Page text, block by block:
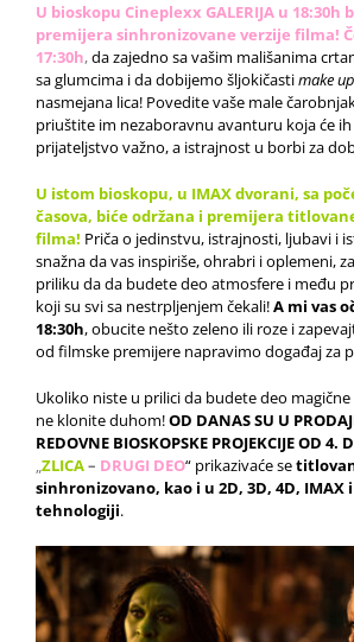
U bioskopu Cineplexx GALERIJA u 18:30h
premijera sinhronizovane verzije filma!
17:30h,da zajedno sa vašim mališanima
sa glumcima i da dobijemo šljokičastimake up
nasmejana lica! Povedite vaše male
priuštite im nezaboravnu avanturu koja će
prijateljstvo važno, a istrajnost u borbi za
U istom bioskopu, u IMAX dvorani, sa
časova, biće održana i premijera
filma! Priča o jedinstvu, istrajnosti, ljubavi i
snažna da vas inspiriše, ohrabri i oplemeni,
priliku da da budete deo atmosfere i među
koji su svi sa nestrpljenjem čekali!A mi vas
18:30h, obucite nešto zeleno ili roze i
od filmske premijere napravimo događaj za
Ukoliko niste u prilici da budete deo
ne klonite duhom!OD DANAS SU U
REDOVNE BIOSKOPSKE PROJEKCIJE OD 4.
„ZLICA– DRUGI DEO“ prikazivaće se
sinhronizovano, kao i u 2D, 3D, 4D, IMAX
tehnologiji.